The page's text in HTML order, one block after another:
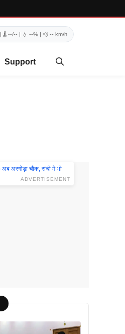
| 🌡️ --/-- | 💧 --% | 💨 -- km/h
Support
ADVERTISEMENT